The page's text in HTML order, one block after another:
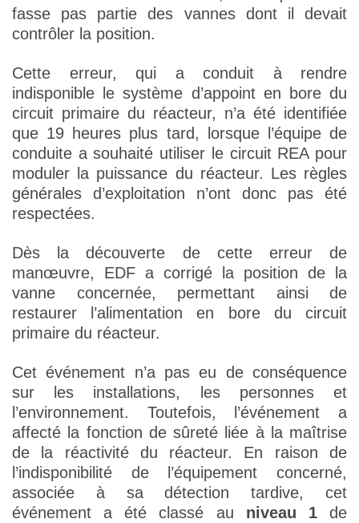
fasse pas partie des vannes dont il devait
contrôler la position.
Cette erreur, qui a conduit à rendre
indisponible le système d’appoint en bore du
circuit primaire du réacteur, n’a été identifiée
que 19 heures plus tard, lorsque l’équipe de
conduite a souhaité utiliser le circuit REA pour
moduler la puissance du réacteur. Les règles
générales d’exploitation n’ont donc pas été
respectées.
Dès la découverte de cette erreur de
manœuvre, EDF a corrigé la position de la
vanne concernée, permettant ainsi de
restaurer l’alimentation en bore du circuit
primaire du réacteur.
Cet événement n’a pas eu de conséquence
sur les installations, les personnes et
l’environnement. Toutefois, l’événement a
affecté la fonction de sûreté liée à la maîtrise
de la réactivité du réacteur. En raison de
l’indisponibilité de l’équipement concerné,
associée à sa détection tardive, cet
événement a été classé au niveau 1de